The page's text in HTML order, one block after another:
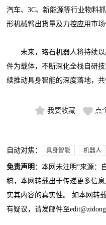
汽车、3C、新能源等行业物料
形机械臂出货量及力控应用市
未来，珞石机器人将持续以
件为载体，不断深化全栈自研
续推动具身智能的深度落地，
我要收藏 点
自动对焦： 具身智能 机器人
免责声明 ：本网未注明“来源：
稿，本网转载出于传递更多信
实其内容的真实性。 如本网转
有疑议，请发邮件至